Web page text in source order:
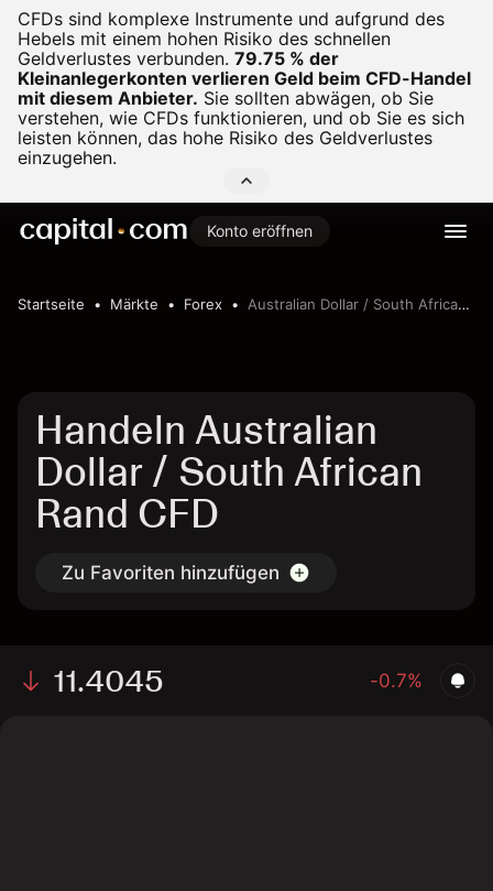
CFDs sind komplexe Instrumente und aufgrund des
Hebels mit einem hohen Risiko des schnellen
Geldverlustes verbunden. 79.75 % der
Kleinanlegerkonten verlieren Geld beim CFD-Handel
mit diesem Anbieter. Sie sollten abwägen, ob Sie
verstehen, wie CFDs funktionieren, und ob Sie es sich
leisten können, das hohe Risiko des Geldverlustes
einzugehen.
Konto eröffnen
Startseite Märkte Forex Australian Dollar / South African Rand
Handeln Australian
Dollar / South African
Rand CFD
Zu Favoriten hinzufügen
11.4045 -0.7%